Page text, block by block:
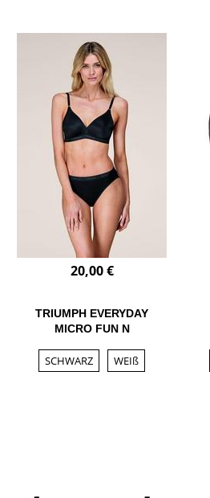
20,00 €
TRIUMPH EVERYDAY
MICRO FUN N
SCHWARZ WEIß